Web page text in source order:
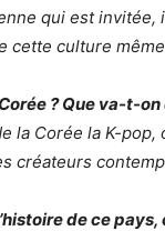
qui est invitée,
cette culture même
? Que va-t-
la Corée la K-
créateurs
de ce